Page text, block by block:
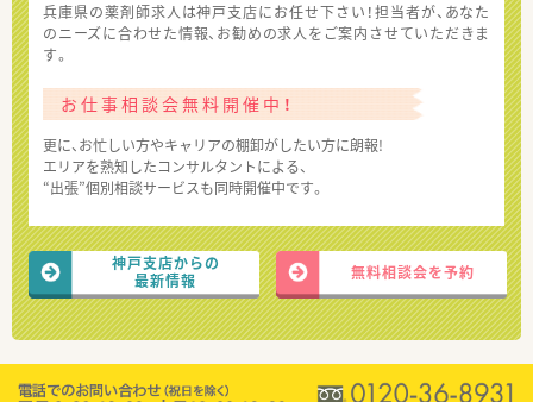
兵庫県の薬剤師求人は神戸支店にお任せ下さい！担当者が、あなた
のニーズに合わせた情報、お勧めの求人をご案内させていただきま
す。
お仕事相談会無料開催中！
更に、お忙しい方やキャリアの棚卸がしたい方に朗報!
エリアを熟知したコンサルタントによる、
“出張”個別相談サービスも同時開催中です。
神戸支店からの
最新情報
無料相談会を予約